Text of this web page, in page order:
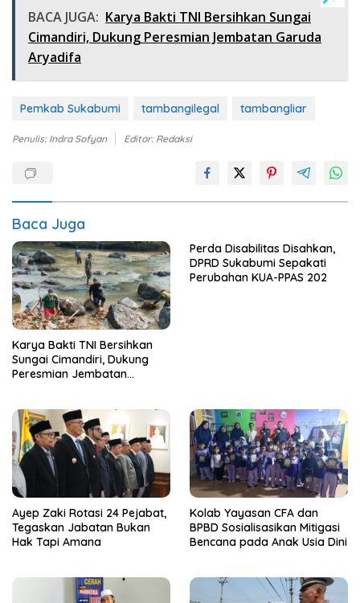
BACA JUGA: Karya Bakti TNI Bersihkan Sungai
Cimandiri, Dukung Peresmian Jembatan Garuda
Aryadifa
Pemkab Sukabumi tambangilegal tambangliar
Penulis: Indra Sofyan Editor: Redaksi
Baca Juga
Karya Bakti TNI Bersihkan
Sungai Cimandiri, Dukung
Peresmian Jembatan
Perda Disabilitas Disahkan,
DPRD Sukabumi Sepakati
Perubahan KUA-PPAS 202
Ayep Zaki Rotasi 24 Pejabat,
Tegaskan Jabatan Bukan
Hak Tapi Amana
Kolab Yayasan CFA dan
BPBD Sosialisasikan Mitigasi
Bencana pada Anak Usia Dini